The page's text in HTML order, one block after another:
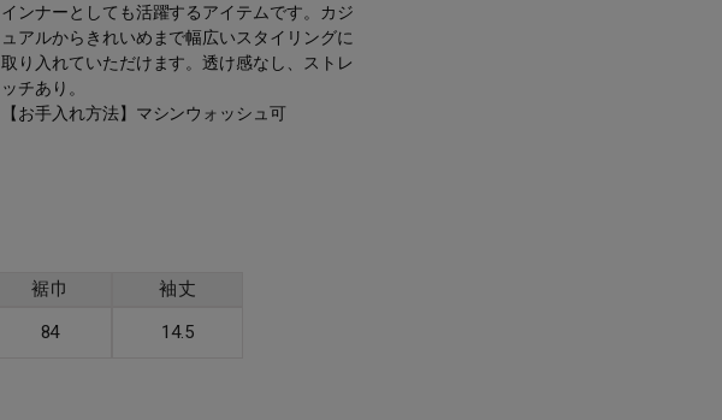
インナーとしても活躍するアイテムです。カジ
ュアルからきれいめまで幅広いスタイリングに
取り入れていただけます。透け感なし、ストレ
ッチあり。
【お手入れ方法】マシンウォッシュ可
裾巾
袖丈
84 14.5